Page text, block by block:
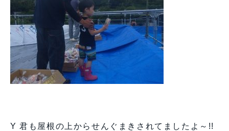
Y 君も屋根の上からせんぐまきされてましたよ～!!